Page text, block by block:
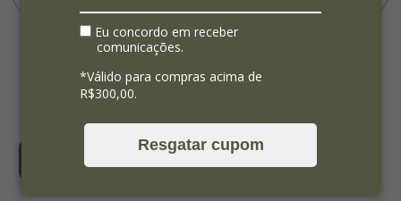
Eu concordo em receber
comunicações.
*Válido para compras acima de
R$300,00.
Resgatar cupom